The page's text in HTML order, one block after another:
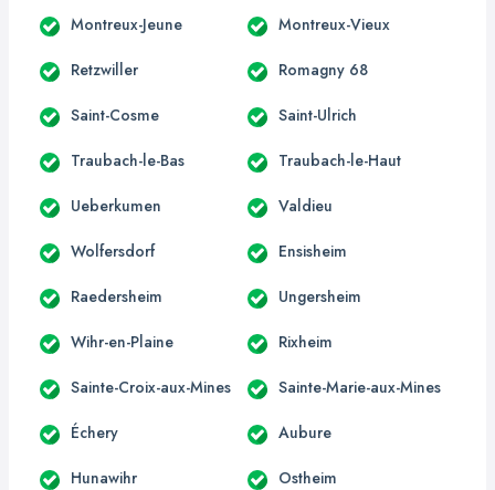
Montreux-Jeune Montreux-Vieux
Retzwiller Romagny 68
Saint-Cosme Saint-Ulrich
Traubach-le-Bas Traubach-le-Haut
Ueberkumen Valdieu
Wolfersdorf Ensisheim
Raedersheim Ungersheim
Wihr-en-Plaine Rixheim
Sainte-Croix-aux-Mines Sainte-Marie-aux-Mines
Échery Aubure
Hunawihr Ostheim